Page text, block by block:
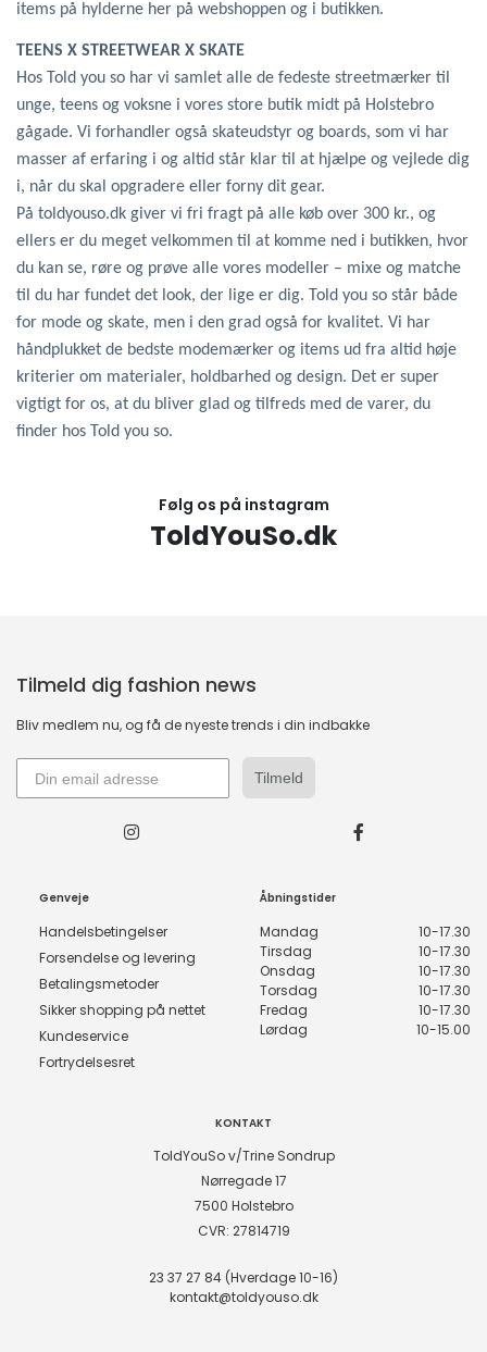
items på hylderne her på webshoppen og i butikken.
TEENS X STREETWEAR X SKATE
Hos Told you so har vi samlet alle de fedeste streetmærker til
unge, teens og voksne i vores store butik midt på Holstebro
gågade. Vi forhandler også skateudstyr og boards, som vi har
masser af erfaring i og altid står klar til at hjælpe og vejlede dig
i, når du skal opgradere eller forny dit gear.
På toldyouso.dk giver vi fri fragt på alle køb over 300 kr., og
ellers er du meget velkommen til at komme ned i butikken, hvor
du kan se, røre og prøve alle vores modeller – mixe og matche
til du har fundet det look, der lige er dig. Told you so står både
for mode og skate, men i den grad også for kvalitet. Vi har
håndplukket de bedste modemærker og items ud fra altid høje
kriterier om materialer, holdbarhed og design. Det er super
vigtigt for os, at du bliver glad og tilfreds med de varer, du
finder hos Told you so.
Følg os på instagram
ToldYouSo.dk
Tilmeld dig fashion news
Bliv medlem nu, og få de nyeste trends i din indbakke
Tilmeld
Genveje
Handelsbetingelser
Forsendelse og levering
Betalingsmetoder
Sikker shopping på nettet
Kundeservice
Fortrydelsesret
Åbningstider
Mandag
10-17.30
Tirsdag
10-17.30
Onsdag
10-17.30
Torsdag
10-17.30
Fredag
10-17.30
Lørdag
10-15.00
KONTAKT
ToldYouSo v/Trine Sondrup
Nørregade 17
7500 Holstebro
CVR: 27814719
23 37 27 84 (Hverdage 10-16)
kontakt@toldyouso.dk